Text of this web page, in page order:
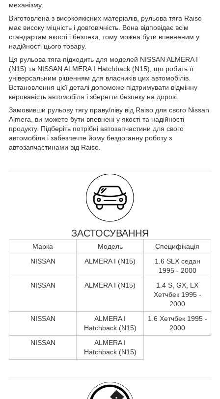
механізму.
Виготовлена з високоякісних матеріалів, рульова тяга Raiso
має високу міцність і довговічність. Вона відповідає всім
стандартам якості і безпеки, тому можна бути впевненим у
надійності цього товару.
Ця рульова тяга підходить для моделей NISSAN ALMERA I
(N15) та NISSAN ALMERA I Hatchback (N15), що робить її
універсальним рішенням для власників цих автомобілів.
Встановлення цієї деталі допоможе підтримувати відмінну
керованість автомобіля і зберегти безпеку на дорозі.
Замовивши рульову тягу праву/ліву від Raiso для свого Nissan
Almera, ви можете бути впевнені у якості та надійності
продукту. Підберіть потрібні автозапчастини для свого
автомобіля і забезпечте йому бездоганну роботу з
автозапчастинами від Raiso.
ЗАСТОСУВАННЯ
Марка Модель
Специфікація
NISSAN
ALMERA I (N15)
1.6 SLX седан
1995 - 2000
NISSAN
ALMERA I (N15)
1.4 S, GX, LX
Хетчбек 1995 -
2000
NISSAN
ALMERA I
Hatchback (N15)
1.6 Хетчбек 1995 -
2000
NISSAN
ALMERA I
Hatchback (N15)